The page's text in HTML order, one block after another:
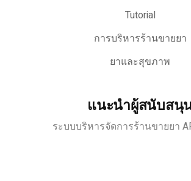
Tutorial
การบริหารร้านขายยา
ยาและสุขภาพ
แนะนำผู้สนับสนุ
ระบบบริหารจัดการร้านขายยา